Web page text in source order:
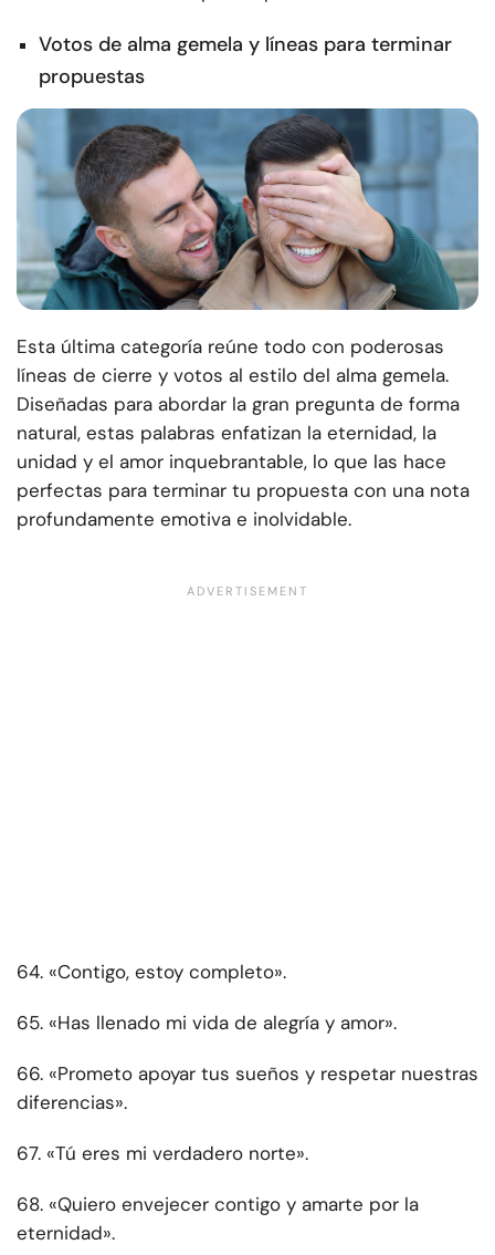
Votos de alma gemela y líneas para terminar
propuestas
Esta última categoría reúne todo con poderosas
líneas de cierre y votos al estilo del alma gemela.
Diseñadas para abordar la gran pregunta de forma
natural, estas palabras enfatizan la eternidad, la
unidad y el amor inquebrantable, lo que las hace
perfectas para terminar tu propuesta con una nota
profundamente emotiva e inolvidable.
64. «Contigo, estoy completo».
65. «Has llenado mi vida de alegría y amor».
66. «Prometo apoyar tus sueños y respetar nuestras
diferencias».
67. «Tú eres mi verdadero norte».
68. «Quiero envejecer contigo y amarte por la
eternidad».